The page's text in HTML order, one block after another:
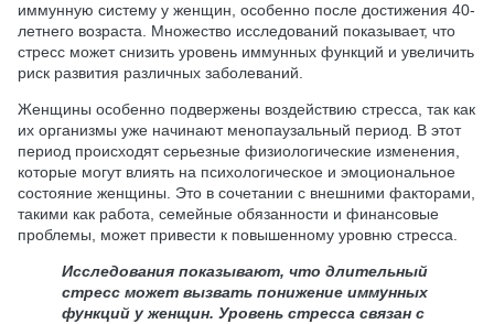
иммунную систему у женщин, особенно после достижения 40-
летнего возраста. Множество исследований показывает, что
стресс может снизить уровень иммунных функций и увеличить
риск развития различных заболеваний.
Женщины особенно подвержены воздействию стресса, так как
их организмы уже начинают менопаузальный период. В этот
период происходят серьезные физиологические изменения,
которые могут влиять на психологическое и эмоциональное
состояние женщины. Это в сочетании с внешними факторами,
такими как работа, семейные обязанности и финансовые
проблемы, может привести к повышенному уровню стресса.
Исследования показывают, что длительный
стресс может вызвать понижение иммунных
функций у женщин. Уровень стресса связан с